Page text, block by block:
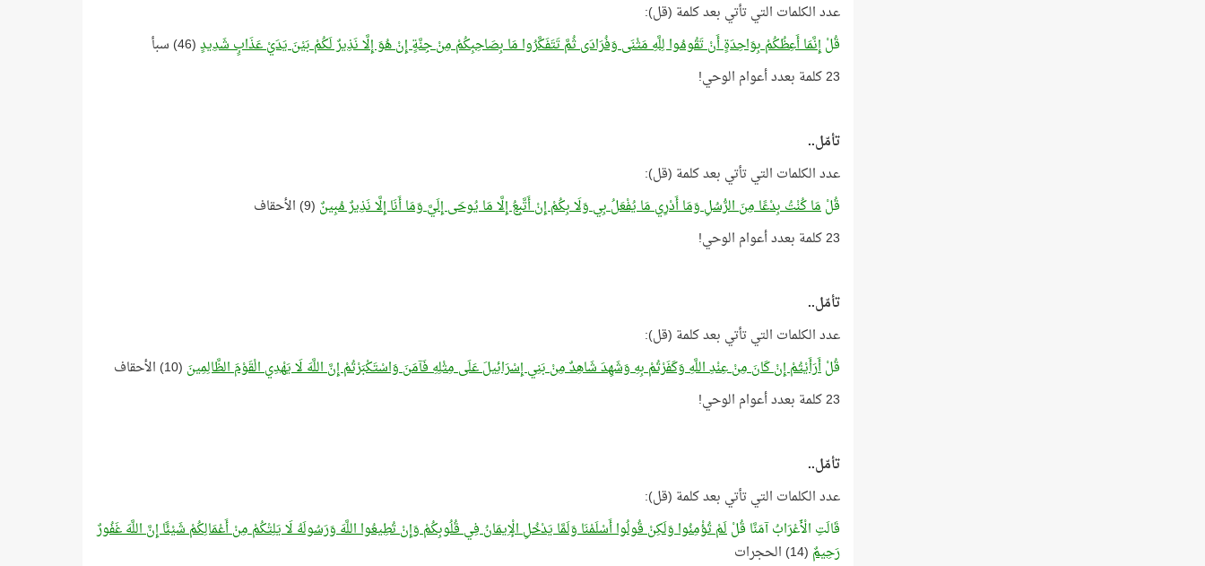
عدد الكلمات التي تأتي بعد كلمة (قل):
قُلْإِنَّمَا أَعِظُكُمْ بِوَاحِدَةٍ أَنْ تَقُومُوا لِلَّهِ مَثْنَى وَفُرَادَى ثُمَّ تَتَفَكَّرُوا مَا بِصَاحِبِكُمْ مِنْ جِنَّةٍ إِنْ هُوَ إِلَّا نَذِيرٌ لَكُمْ بَيْنَ يَدَيْ عَذَابٍ شَدِيدٍ(46) سبأ
23 كلمة بعدد أعوام الوحي!
تأمّل..
عدد الكلمات التي تأتي بعد كلمة (قل):
قُلْمَا كُنْتُ بِدْعًا مِنَ الرُّسُلِ وَمَا أَدْرِي مَا يُفْعَلُ بِي وَلَا بِكُمْ إِنْ أَتَّبِعُ إِلَّا مَا يُوحَى إِلَيَّ وَمَا أَنَا إِلَّا نَذِيرٌ مُبِينٌ (9) الأحقاف
23 كلمة بعدد أعوام الوحي!
تأمّل..
عدد الكلمات التي تأتي بعد كلمة (قل):
قُلْأَرَأَيْتُمْ إِنْ كَانَ مِنْ عِنْدِ اللَّهِ وَكَفَرْتُمْ بِهِ وَشَهِدَ شَاهِدٌ مِنْ بَنِي إِسْرَائِيلَ عَلَى مِثْلِهِ فَآمَنَ وَاسْتَكْبَرْتُمْ إِنَّ اللَّهَ لَا يَهْدِي الْقَوْمَ الظَّالِمِينَ (10) الأحقاف
23 كلمة بعدد أعوام الوحي!
تأمّل..
عدد الكلمات التي تأتي بعد كلمة (قل):
قَالَتِ الْأَعْرَابُ آمَنَّا قُلْلَمْ تُؤْمِنُوا وَلَكِنْ قُولُوا أَسْلَمْنَا وَلَمَّا يَدْخُلِ الْإِيمَانُ فِي قُلُوبِكُمْ وَإِنْ تُطِيعُوا اللَّهَ وَرَسُولَهُ لَا يَلِتْكُمْ مِنْ أَعْمَالِكُمْ شَيْئًا إِنَّ اللَّهَ غَفُورٌ
رَحِيمٌ (14) الحجرات